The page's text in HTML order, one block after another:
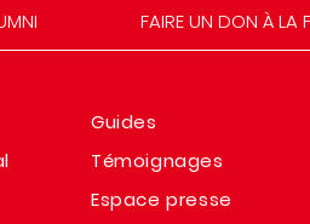
FAIRE UN DON À LA
Guides
Témoignages
Espace presse